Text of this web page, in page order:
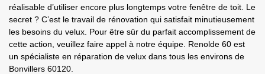
réalisable d’utiliser encore plus longtemps votre fenêtre de toit. Le
secret ? C’est le travail de rénovation qui satisfait minutieusement
les besoins du velux. Pour être sûr du parfait accomplissement de
cette action, veuillez faire appel à notre équipe. Renolde 60 est
un spécialiste en réparation de velux dans tous les environs de
Bonvillers 60120.